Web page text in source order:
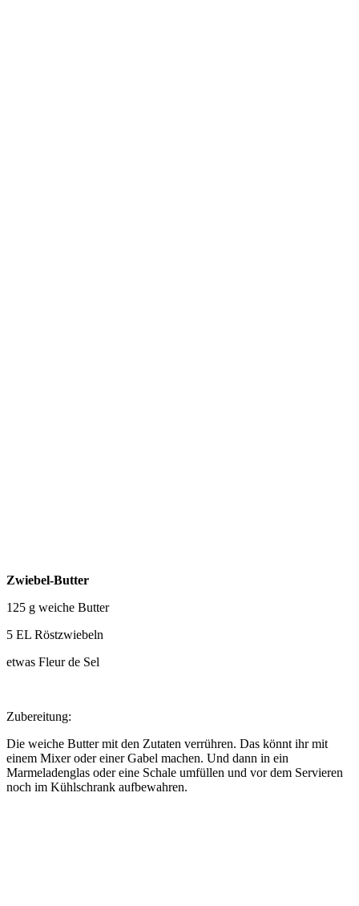
Zwiebel-Butter
125 g weiche Butter
5 EL Röstzwiebeln
etwas Fleur de Sel
Zubereitung:
Die weiche Butter mit den Zutaten verrühren. Das könnt ihr mit
einem Mixer oder einer Gabel machen. Und dann in ein
Marmeladenglas oder eine Schale umfüllen und vor dem Servieren
noch im Kühlschrank aufbewahren.